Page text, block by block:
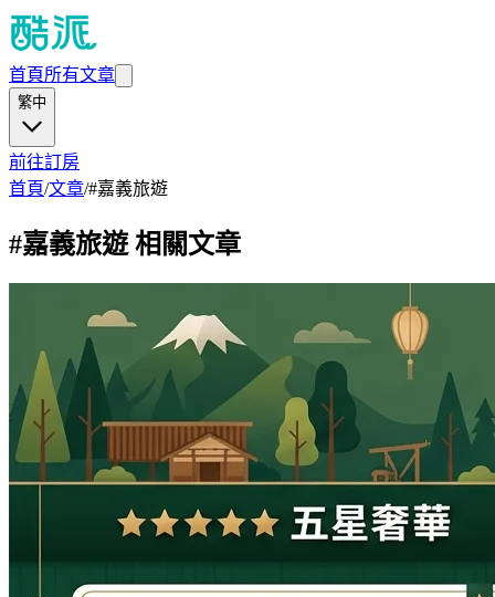
首頁所有文章
繁中
前往訂房
首頁/文章/#嘉義旅遊
#嘉義旅遊 相關文章